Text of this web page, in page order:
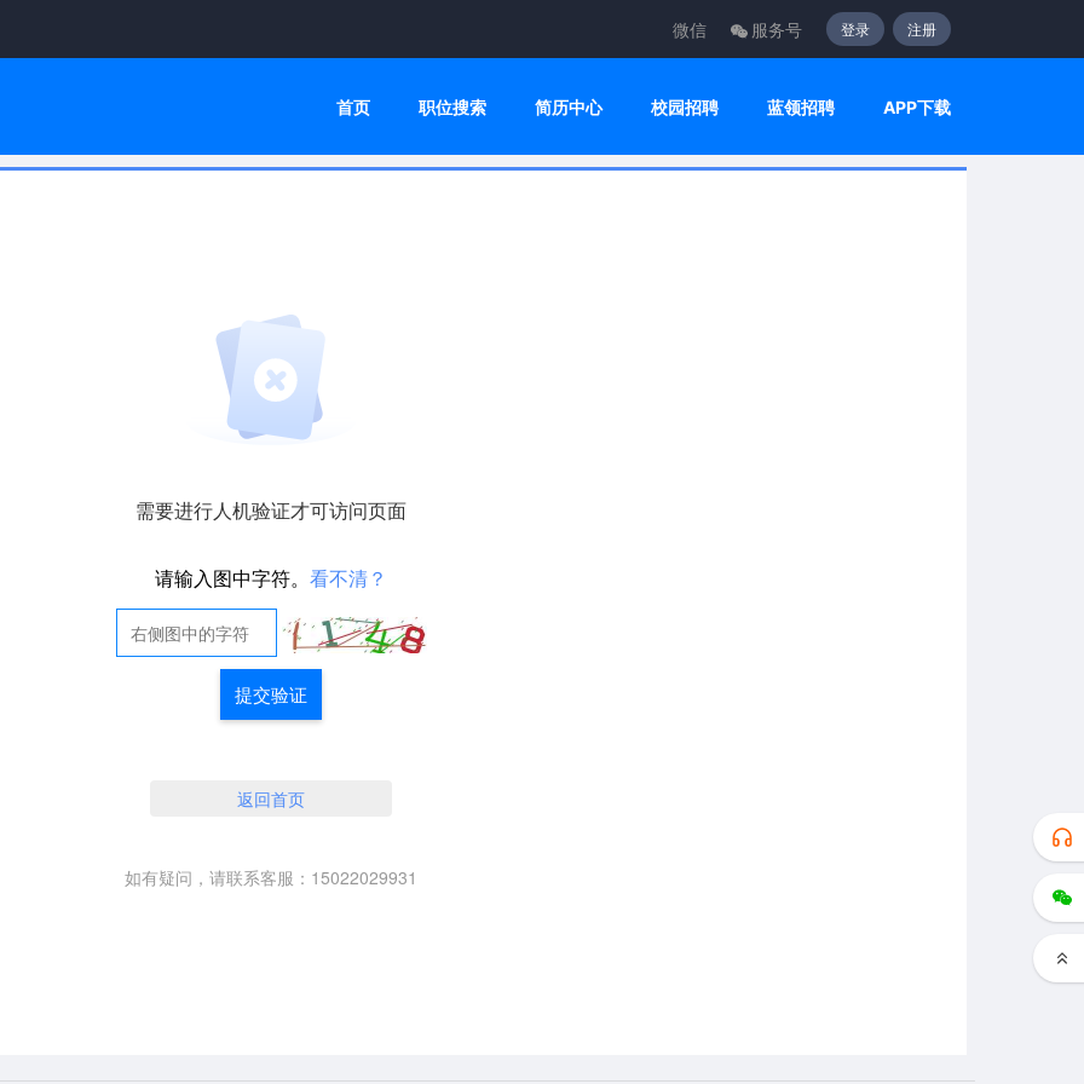
微信 服务号 登录 注册
首页 职位搜索 简历中心 校园招聘 蓝领招聘 APP下载
需要进行人机验证才可访问页面
请输入图中字符。 看不清？
提交验证
返回首页
如有疑问，请联系客服：15022029931